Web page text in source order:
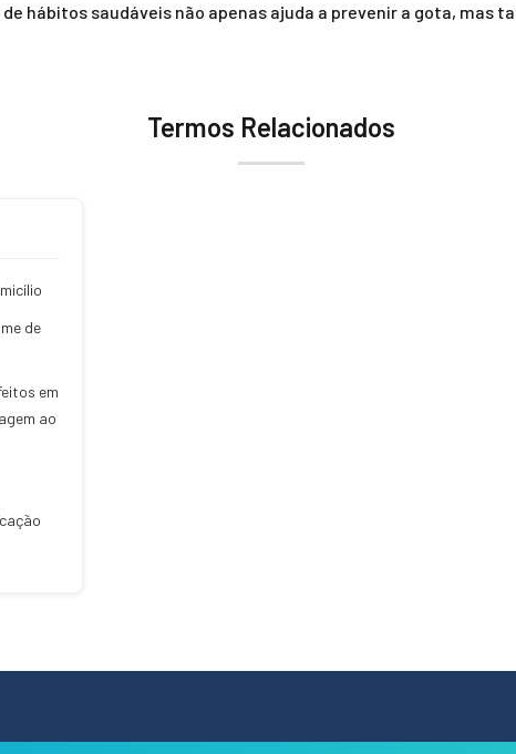
hábitos saudáveis não apenas ajuda a prevenir a gota, mas
Termos Relacionados
de
em
ao